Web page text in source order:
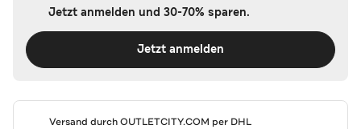
Jetzt anmelden und 30-70% sparen.
Jetzt anmelden
Versand durchOUTLETCITY.COM per DHL